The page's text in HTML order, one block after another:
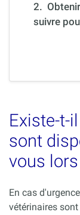
2.
suivre
Existe-t-
sont
vous lors
En cas
vétérinaires